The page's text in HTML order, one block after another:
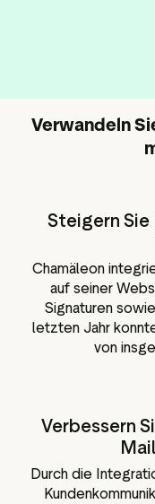
Verwandeln
Steigern Sie
Chamäleon
auf seiner
Signaturen
letzten Jahr
von
Verbessern
Durch die